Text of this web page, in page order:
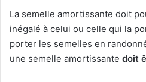
La semelle amortissante doit
inégalé à celui ou celle qui la
porter les semelles en
une semelle amortissante doit